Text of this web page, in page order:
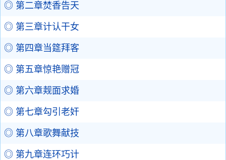
◎ 第二章焚香告天
◎ 第三章计认干女
◎ 第四章当筵拜客
◎ 第五章惊艳赠冠
◎ 第六章觌面求婚
◎ 第七章勾引老奸
◎ 第八章歌舞献技
◎ 第九章连环巧计